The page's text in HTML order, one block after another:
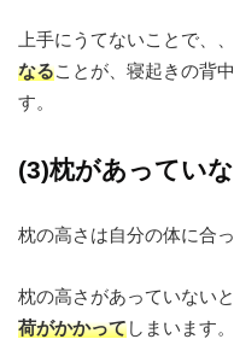
上手にうてないことで、、
なることが、寝起きの背
す。
(3)枕があってい
枕の高さは自分の体に合っ
枕の高さがあっていないと
荷がかかってしまいます。